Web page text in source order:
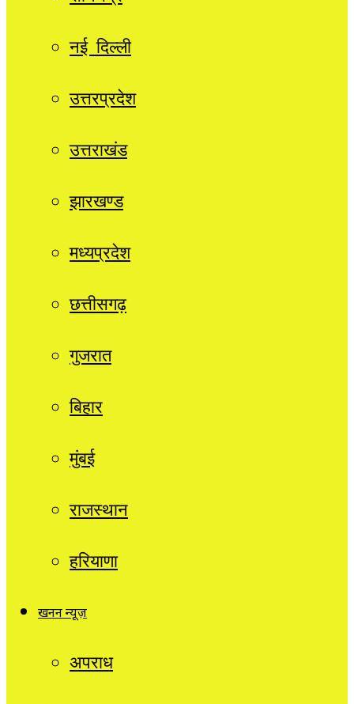
नई दिल्ली
उत्तरप्रदेश
उत्तराखंड
झारखण्ड
मध्यप्रदेश
छत्तीसगढ़
गुजरात
बिहार
मुंबई
राजस्थान
हरियाणा
खनन न्यूज़
अपराध